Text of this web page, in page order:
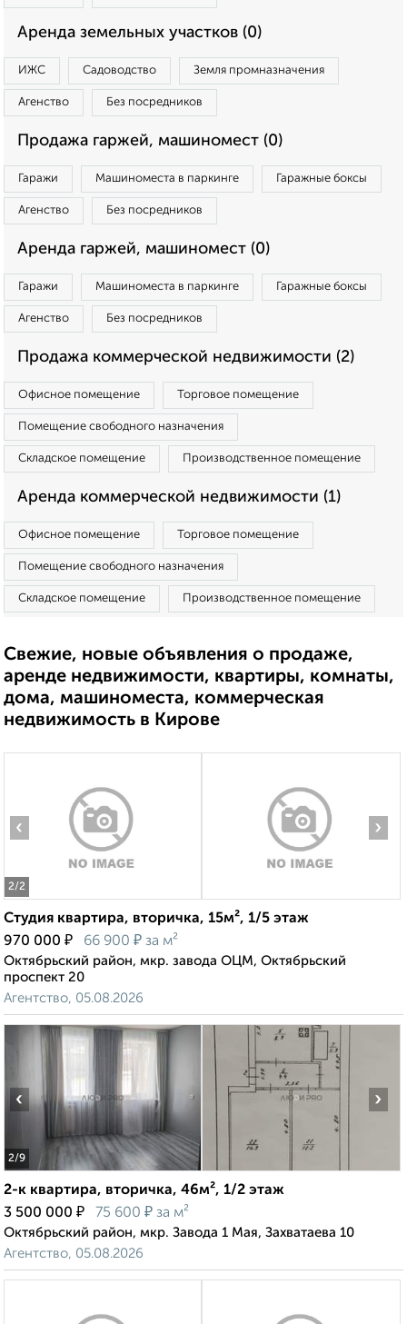
Аренда земельных участков (0)
ИЖС Садоводство Земля промназначения
Агенство Без посредников
Продажа гаржей, машиномест (0)
Гаражи Машиноместа в паркинге Гаражные боксы
Агенство Без посредников
Аренда гаржей, машиномест (0)
Гаражи Машиноместа в паркинге Гаражные боксы
Агенство Без посредников
Продажа коммерческой недвижимости (2)
Офисное помещение Торговое помещение
Помещение свободного назначения
Складское помещение Производственное помещение
Аренда коммерческой недвижимости (1)
Офисное помещение Торговое помещение
Помещение свободного назначения
Складское помещение Производственное помещение
Свежие, новые объявления о продаже,
аренде недвижимости, квартиры, комнаты,
дома, машиноместа, коммерческая
недвижимость в Кирове
2/2
‹ ›
Студия квартира, вторичка, 15м², 1/5 этаж
970 000 ₽ 66 900 ₽ за м²
Октябрьский район, мкр. завода ОЦМ, Октябрьский
проспект 20
Агентство, 05.08.2026
2/9
‹ ›
2-к квартира, вторичка, 46м², 1/2 этаж
3 500 000 ₽ 75 600 ₽ за м²
Октябрьский район, мкр. Завода 1 Мая, Захватаева 10
Агентство, 05.08.2026